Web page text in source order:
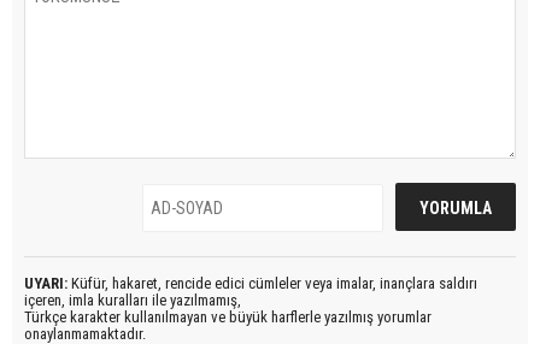
UYARI: Küfür, hakaret, rencide edici cümleler veya imalar, inançlara saldırı
içeren, imla kuralları ile yazılmamış,
Türkçe karakter kullanılmayan ve büyük harflerle yazılmış yorumlar
onaylanmamaktadır.